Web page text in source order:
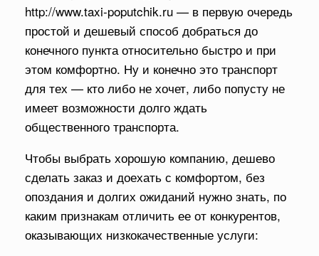
http://www.taxi-poputchik.ru — в первую очередь
простой и дешевый способ добраться до
конечного пункта относительно быстро и при
этом комфортно. Ну и конечно это транспорт
для тех — кто либо не хочет, либо попусту не
имеет возможности долго ждать
общественного транспорта.
Чтобы выбрать хорошую компанию, дешево
сделать заказ и доехать с комфортом, без
опоздания и долгих ожиданий нужно знать, по
каким признакам отличить ее от конкурентов,
оказывающих низкокачественные услуги: